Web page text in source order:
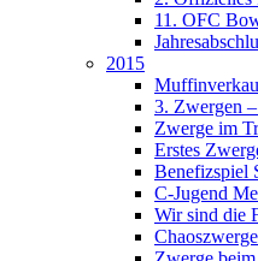
11. OFC
2015
3. Zwergen
Zwerge im
Erstes
Benefizspiel
C-Jugend
Wir sind die